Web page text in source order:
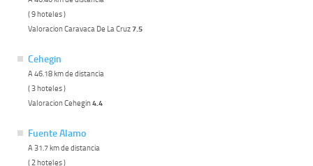
( 9 hoteles )
Valoracion Caravaca De La Cruz7.5
Cehegin
A 46.18 km de distancia
( 3 hoteles )
Valoracion Cehegin4.4
Fuente Alamo
A 31.7 km de distancia
( 2 hoteles )